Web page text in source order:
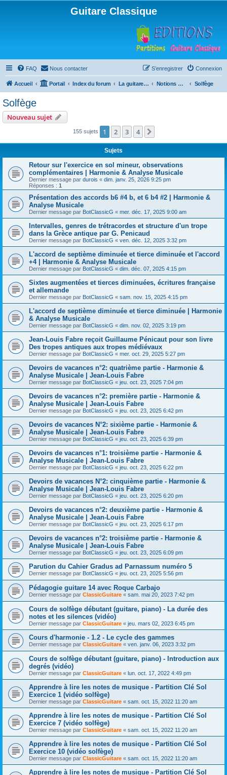
Guitare Classique
FAQ Nous contacter Connexion
S’enregistrer
Accueil Portail Index du forum La guitare : instrument, cours et théorie Notions musicales Solfège
Solfège
Nouveau sujet
155 sujets 1 2 3 4
Sujets
Retour sur l'exercice en sol mineur, observations
complémentaires | Harmonie & Analyse Musicale
Dernier message par durois « dim. janv. 25, 2026 9:25 pm
Réponses : 1
Présentation des accords b6 #4 b, et 6 b4 #2 | Harmonie &
Analyse Musicale
Dernier message par BotClassicG « mer. déc. 17, 2025 9:00 am
Intervalles, genres de trétracordes et structure d'un trope
dans la Grèce antique par G. Penicaud
Dernier message par BotClassicG « ven. déc. 12, 2025 3:32 pm
L'accord de septième diminuée et tierce diminuée et l'accord
+4 | Harmonie & Analyse Musicale
Dernier message par BotClassicG « dim. déc. 07, 2025 4:15 pm
Sixtes augmentées et tierces diminuées, écritures française
et allemande
Dernier message par BotClassicG « sam. nov. 15, 2025 4:15 pm
L'accord de septième diminuée et tierce diminuée | Harmonie
& Analyse Musicale
Dernier message par BotClassicG « dim. nov. 02, 2025 3:19 pm
Jean-Louis Fabre reçoit Guillaume Pénicaut pour son livre
Des tropes antiques aux tropes médiévaux
Dernier message par BotClassicG « mer. oct. 29, 2025 5:27 pm
Devoirs de vacances n°2: quatrième partie - Harmonie &
Analyse Musicale | Jean-Louis Fabre
Dernier message par BotClassicG « jeu. oct. 23, 2025 7:04 pm
Devoirs de vacances n°2: première partie - Harmonie &
Analyse Musicale | Jean-Louis Fabre
Dernier message par BotClassicG « jeu. oct. 23, 2025 6:42 pm
Devoirs de vacances N°2: sixième partie - Harmonie &
Analyse Musicale | Jean-Louis Fabre
Dernier message par BotClassicG « jeu. oct. 23, 2025 6:39 pm
Devoirs de vacances n°1: troisième partie - Harmonie &
Analyse Musicale | Jean-Louis Fabre
Dernier message par BotClassicG « jeu. oct. 23, 2025 6:22 pm
Devoirs de vacances N°2: cinquième partie - Harmonie &
Analyse Musicale | Jean-Louis Fabre
Dernier message par BotClassicG « jeu. oct. 23, 2025 6:20 pm
Devoirs de vacances n°2: deuxième partie - Harmonie &
Analyse Musicale | Jean-Louis Fabre
Dernier message par BotClassicG « jeu. oct. 23, 2025 6:17 pm
Devoirs de vacances n°2: troisième partie - Harmonie &
Analyse Musicale | Jean-Louis Fabre
Dernier message par BotClassicG « jeu. oct. 23, 2025 6:09 pm
Parution du Cahier Gradus ad Parnassum numéro 5
Dernier message par BotClassicG « jeu. oct. 23, 2025 5:56 pm
Pédagogie guitare 14 avec Roque Carbajo
Dernier message par ClassicGuitare « sam. mai 20, 2023 7:42 pm
Cours de solfège débutant (guitare, piano) - La durée des
notes et les silences (vidéo)
Dernier message par ClassicGuitare « jeu. mars 02, 2023 6:45 pm
Cours d'harmonie - 1.2 - Le cycle des gammes
Dernier message par ClassicGuitare « ven. janv. 06, 2023 3:32 pm
Cours de solfège débutant (guitare, piano) - Introduction aux
degrés (vidéo)
Dernier message par ClassicGuitare « lun. oct. 17, 2022 4:49 pm
Apprendre à lire les notes de musique - Partition Clé Sol
Exercice 1 (vidéo solfège)
Dernier message par ClassicGuitare « sam. oct. 15, 2022 11:20 am
Apprendre à lire les notes de musique - Partition Clé Sol
Exercice 7 (vidéo solfège)
Dernier message par ClassicGuitare « sam. oct. 15, 2022 11:20 am
Apprendre à lire les notes de musique - Partition Clé Sol
Exercice 10 (vidéo solfège)
Dernier message par ClassicGuitare « sam. oct. 15, 2022 11:20 am
Apprendre à lire les notes de musique - Partition Clé Sol